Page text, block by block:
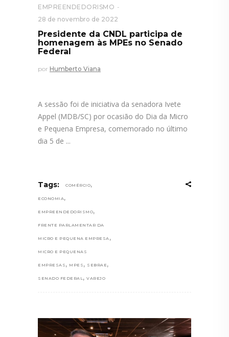
EMPREENDEDORISMO
28 de novembro de 2022
Presidente da CNDL participa de
homenagem às MPEs no Senado
Federal
por Humberto Viana
A sessão foi de iniciativa da senadora Ivete
Appel (MDB/SC) por ocasião do Dia da Micro
e Pequena Empresa, comemorado no último
dia 5 de
Tags: COMÉRCIO,
ECONOMIA ,
EMPREENDEDORISMO,
FRENTE PARLAMENTAR DA
MICRO E PEQUENA EMPRESA ,
MICRO E PEQUENAS
EMPRESAS , MPES , SEBRAE ,
SENADO FEDERAL , VAREJO